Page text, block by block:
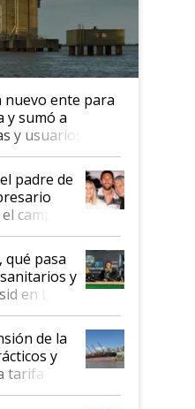
nuevo ente para
y sumó a
y usuarios
padre de
campo
qué pasa
y
en La
de la
y
de